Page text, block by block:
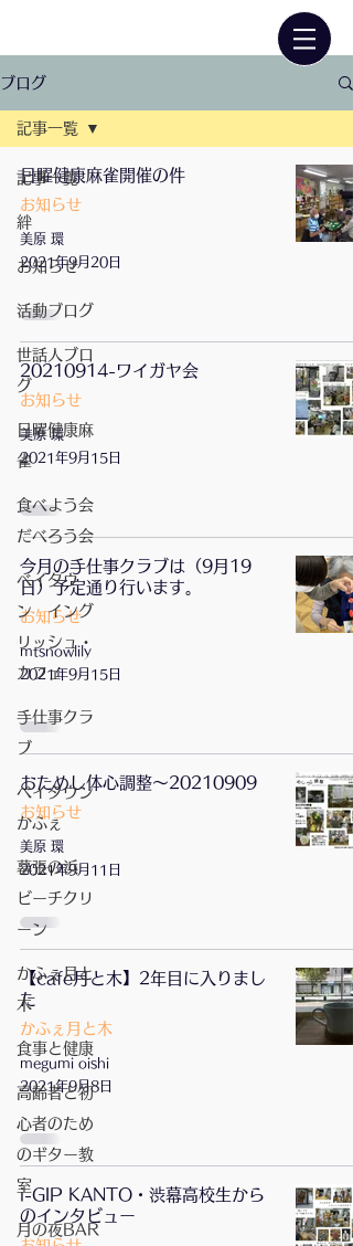
ブログ
記事一覧
絆
お知らせ
活動ブログ
世話人ブロ
グ
日曜健康麻
雀
食べよう会
だべろう会
ベイタウ
ン イング
リッシュ・
カフェ
手仕事クラ
ブ
ベイタウン
かふぇ
幕張の浜
ビーチクリ
ーン
かふぇ月と
木
食事と健康
高齢者と初
心者のため
のギター教
室
月の夜BAR
記事一覧
日曜健康麻雀開催の件
お知らせ
美原 環
2021年9月20日
20210914-ワイガヤ会
お知らせ
美原 環
2021年9月15日
今月の手仕事クラブは（9月19
日）予定通り行います。
お知らせ
mtsnowlily
2021年9月15日
おためし体心調整〜20210909
お知らせ
美原 環
2021年9月11日
【cafe月と木】2年目に入りまし
た
かふぇ月と木
megumi oishi
2021年9月8日
i-GIP KANTO・渋幕高校生から
のインタビュー